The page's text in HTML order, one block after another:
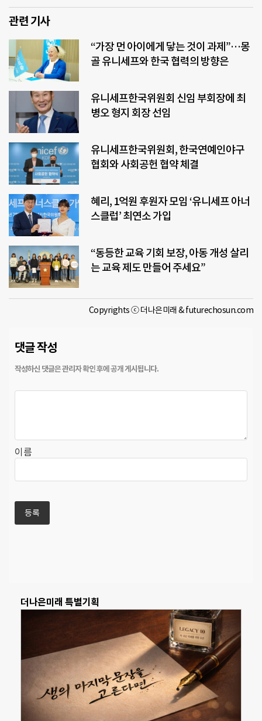
관련 기사
“가장 먼 아이에게 닿는 것이 과제”…몽
골 유니세프와 한국 협력의 방향은
유니세프한국위원회 신임 부회장에 최
병오 형지 회장 선임
유니세프한국위원회, 한국연예인야구
협회와 사회공헌 협약 체결
혜리, 1억원 후원자 모임 ‘유니세프 아너
스클럽’ 최연소 가입
“동등한 교육 기회 보장, 아동 개성 살리
는 교육 제도 만들어 주세요”
Copyrights ⓒ 더나은미래 & futurechosun.com
댓글 작성
이름
더나은미래 특별기획